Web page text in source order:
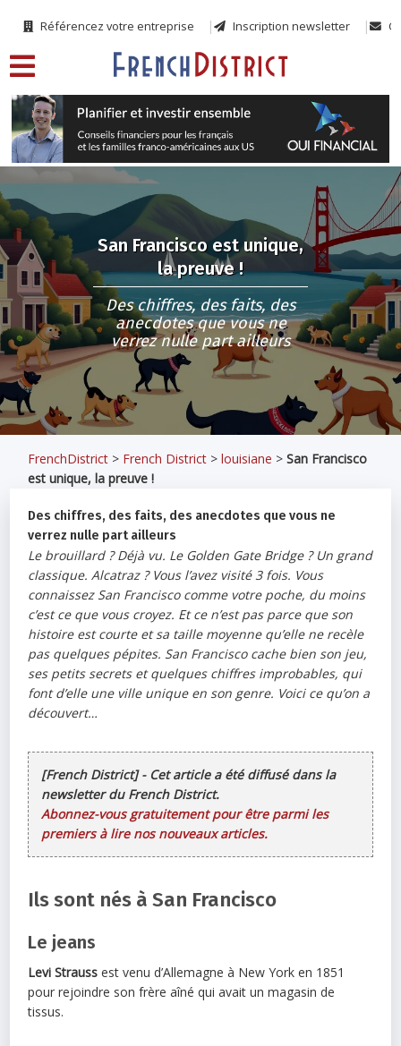
Référencez votre entreprise Inscription newsletter
San Francisco est unique,
la preuve !
Des chiffres, des faits, des
anecdotes que vous ne
verrez nulle part ailleurs
FrenchDistrict > French District >louisiane >San Francisco
est unique, la preuve !
Des chiffres, des faits, des anecdotes que vous ne
verrez nulle part ailleurs
Le brouillard ? Déjà vu. Le Golden Gate Bridge ? Un grand
classique. Alcatraz ? Vous l’avez visité 3 fois. Vous
connaissez San Francisco comme votre poche, du moins
c’est ce que vous croyez. Et ce n’est pas parce que son
histoire est courte et sa taille moyenne qu’elle ne recèle
pas quelques pépites. San Francisco cache bien son jeu,
ses petits secrets et quelques chiffres improbables, qui
font d’elle une ville unique en son genre. Voici ce qu’on a
découvert…
[French District] - Cet article a été diffusé dans la
newsletter du French District.
Abonnez-vous gratuitement pour être parmi les
premiers à lire nos nouveaux articles.
Ils sont nés à San Francisco
Le jeans
Levi Strauss est venu d’Allemagne à New York en 1851
pour rejoindre son frère aîné qui avait un magasin de
tissus.